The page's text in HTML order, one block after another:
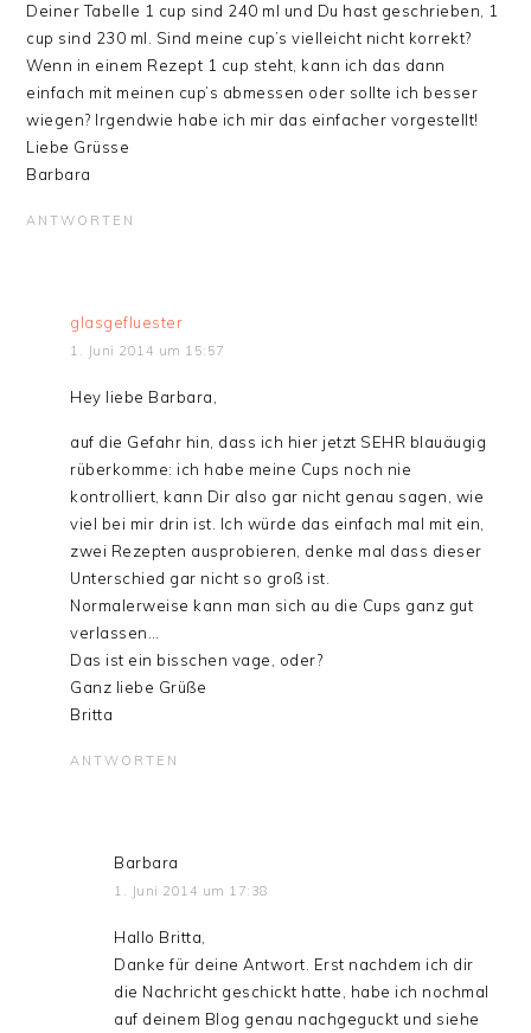
Deiner Tabelle 1 cup sind 240 ml und Du hast geschrieben, 1
cup sind 230 ml. Sind meine cup’s vielleicht nicht korrekt?
Wenn in einem Rezept 1 cup steht, kann ich das dann
einfach mit meinen cup’s abmessen oder sollte ich besser
wiegen? Irgendwie habe ich mir das einfacher vorgestellt!
Liebe Grüsse
Barbara
ANTWORTEN
glasgefluester
1. Juni 2014 um 15:57
Hey liebe Barbara,
auf die Gefahr hin, dass ich hier jetzt SEHR blauäugig
rüberkomme: ich habe meine Cups noch nie
kontrolliert, kann Dir also gar nicht genau sagen, wie
viel bei mir drin ist. Ich würde das einfach mal mit ein,
zwei Rezepten ausprobieren, denke mal dass dieser
Unterschied gar nicht so groß ist.
Normalerweise kann man sich au die Cups ganz gut
verlassen…
Das ist ein bisschen vage, oder?
Ganz liebe Grüße
Britta
ANTWORTEN
Barbara
1. Juni 2014 um 17:38
Hallo Britta,
Danke für deine Antwort. Erst nachdem ich dir
die Nachricht geschickt hatte, habe ich nochmal
auf deinem Blog genau nachgeguckt und siehe